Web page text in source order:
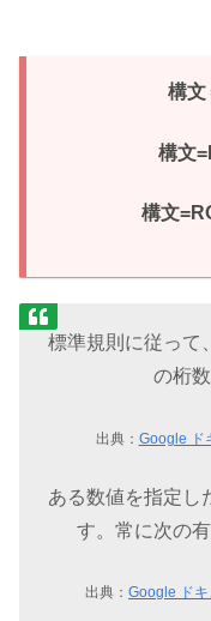
構文
構文
構文
標準規則に従って
の桁
出典： Google ド
ある数値を指定し
す。常に次の
出典： Google ド